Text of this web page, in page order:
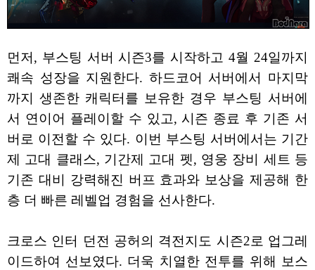
먼저, 부스팅 서버 시즌3를 시작하고 4월 24일까지
쾌속 성장을 지원한다. 하드코어 서버에서 마지막
까지 생존한 캐릭터를 보유한 경우 부스팅 서버에
서 연이어 플레이할 수 있고, 시즌 종료 후 기존 서
버로 이전할 수 있다. 이번 부스팅 서버에서는 기간
제 고대 클래스, 기간제 고대 펫, 영웅 장비 세트 등
기존 대비 강력해진 버프 효과와 보상을 제공해 한
층 더 빠른 레벨업 경험을 선사한다.
크로스 인터 던전 공허의 격전지도 시즌2로 업그레
이드하여 선보였다. 더욱 치열한 전투를 위해 보스